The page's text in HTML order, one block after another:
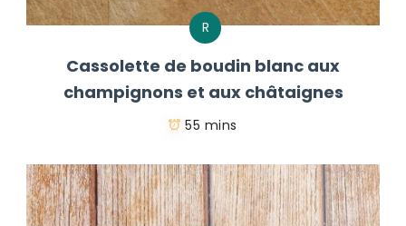
R
Cassolette de boudin blanc aux
champignons et aux châtaignes
55 mins